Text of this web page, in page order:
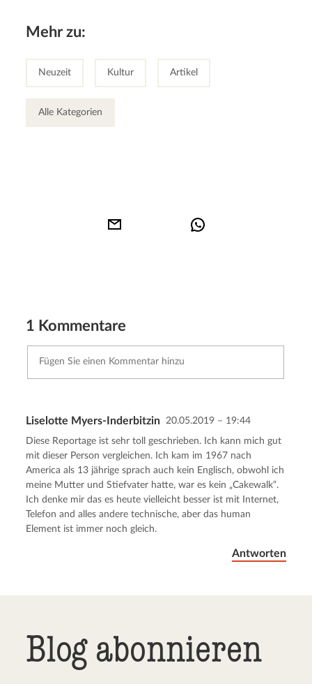
Mehr zu:
Neuzeit Kultur Artikel
Alle Kategorien
1 Kommentare
Abbrechen Kommentar senden
Liselotte Myers-Inderbitzin 20.05.2019 – 19:44
Diese Reportage ist sehr toll geschrieben. Ich kann mich gut
mit dieser Person vergleichen. Ich kam im 1967 nach
America als 13 jährige sprach auch kein Englisch, obwohl ich
meine Mutter und Stiefvater hatte, war es kein „Cakewalk“.
Ich denke mir das es heute vielleicht besser ist mit Internet,
Telefon and alles andere technische, aber das human
Element ist immer noch gleich.
Antworten
Blog abonnieren